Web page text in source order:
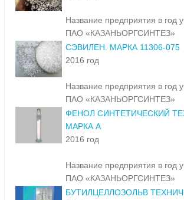
Название предприятия в год
ПАО «КАЗАНЬОРГСИНТЕЗ»
СЭВИЛЕН. МАРКА 11306-075
2016 год
Название предприятия в год
ПАО «КАЗАНЬОРГСИНТЕЗ»
ФЕНОЛ СИНТЕТИЧЕСКИЙ
МАРКА А
2016 год
Название предприятия в год
ПАО «КАЗАНЬОРГСИНТЕЗ»
БУТИЛЦЕЛЛОЗОЛЬВ